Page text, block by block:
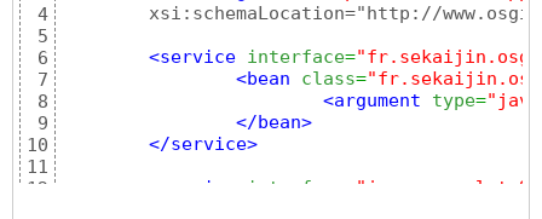
18
19
20
21
22
23
24
25
26
return moduleName;
List<MenuItem> getMenuItems
List<MenuItem>
		menuItemList.add
4
5
6
7
8
9
10
11
12
<service interface=
<bean
class=
<argument
type=
</bean>
</service>
<service
interface